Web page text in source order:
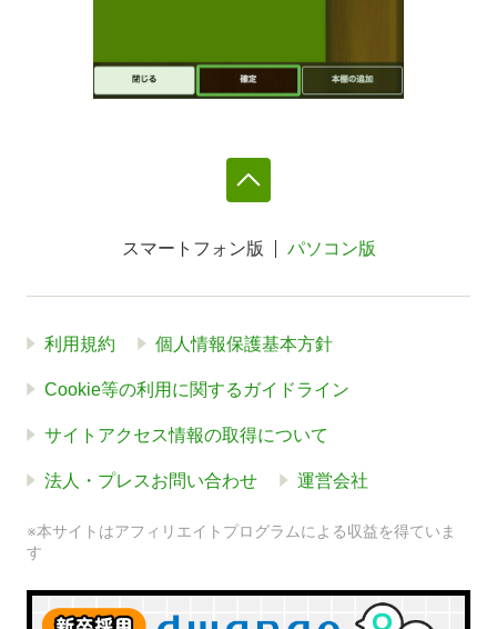
スマートフォン版 パソコン版
利用規約 個人情報保護基本方針
Cookie等の利用に関するガイドライン
サイトアクセス情報の取得について
法人・プレスお問い合わせ 運営会社
※本サイトはアフィリエイトプログラムによる収益を得ていま
す